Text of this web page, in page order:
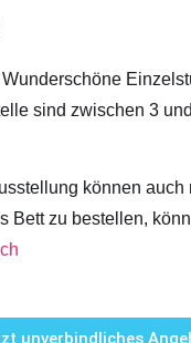
sind zwischen 3
können auch
Bett zu bestellen,
unverbindliches